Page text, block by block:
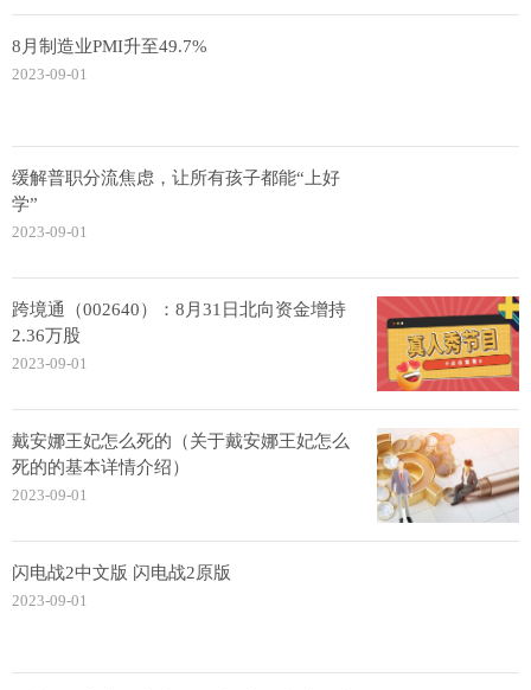
8月制造业PMI升至49.7%
2023-09-01
缓解普职分流焦虑，让所有孩子都能“上好
学”
2023-09-01
跨境通（002640）：8月31日北向资金增持
2.36万股
2023-09-01
戴安娜王妃怎么死的（关于戴安娜王妃怎么
死的的基本详情介绍）
2023-09-01
闪电战2中文版 闪电战2原版
2023-09-01